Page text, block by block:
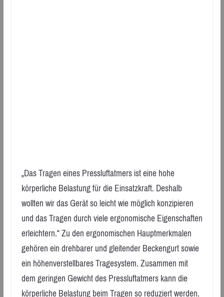
„Das Tragen eines Pressluftatmers ist eine hohe
körperliche Belastung für die Einsatzkraft. Deshalb
wollten wir das Gerät so leicht wie möglich konzipieren
und das Tragen durch viele ergonomische Eigenschaften
erleichtern.“ Zu den ergonomischen Hauptmerkmalen
gehören ein drehbarer und gleitender Beckengurt sowie
ein höhenverstellbares Tragesystem. Zusammen mit
dem geringen Gewicht des Pressluftatmers kann die
körperliche Belastung beim Tragen so reduziert werden.